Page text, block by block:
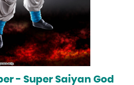
- Super Saiyan God